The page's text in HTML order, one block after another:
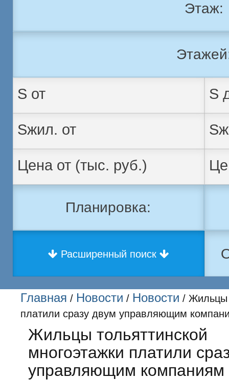
Этаж:
Планировка:
Расширенный поиск
Главная / Новости / Новости / Жильцы
платили сразу двум управляющим
Жильцы тольяттинской
многоэтажки платили
управляющим компаниям